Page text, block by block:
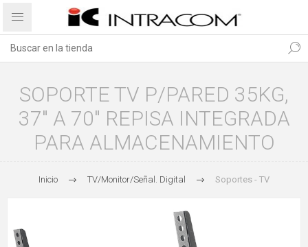
SOPORTE TV P/PARED 35KG,
37" A 70" REPISA INTEGRADA
PARA ALMACENAMIENTO
Inicio TV/Monitor/Señal. Digital Soportes - TV